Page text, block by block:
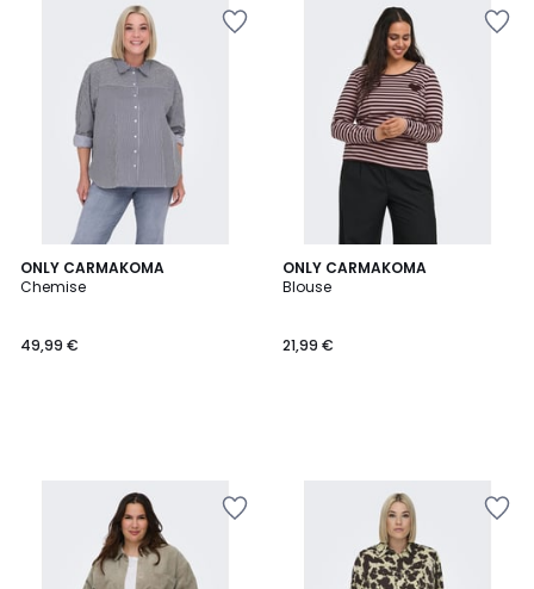
ONLY CARMAKOMA
Chemise
49,99 €
ONLY CARMAKOMA
Blouse
21,99 €